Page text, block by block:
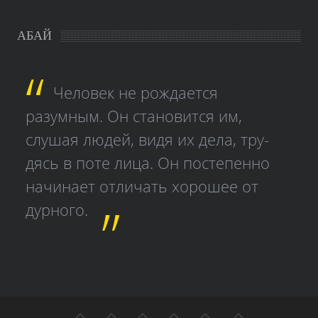
АБАЙ
Человек не рождается
разумным. Он становится им,
слушая людей, видя их дела, тру­
дясь в поте лица. Он постепенно
начинает отличать хорошее от
дурного.